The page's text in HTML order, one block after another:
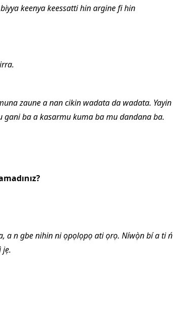
keenya keessatti hin argine fi hin
zaune a nan cikin wadata da wadata. Yayin
ba a kasarmu kuma ba mu dandana ba.
a n gbe nihin ni ọpọlọpọ ati ọrọ. Níwọ̀n bí a ti ń
jẹ.